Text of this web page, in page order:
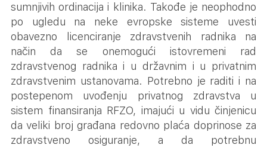
sumnjivih ordinacija i klinika. Takođe je neophodno
po ugledu na neke evropske sisteme uvesti
obavezno licenciranje zdravstvenih radnika na
način da se onemogući istovremeni rad
zdravstvenog radnika i u državnim i u privatnim
zdravstvenim ustanovama. Potrebno je raditi i na
postepenom uvođenju privatnog zdravstva u
sistem finansiranja RFZO, imajući u vidu činjenicu
da veliki broj građana redovno plaća doprinose za
zdravstveno osiguranje, a da potrebnu